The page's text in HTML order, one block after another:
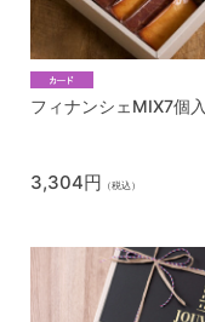
フィナンシェMIX7個入
3,304円 （税込）